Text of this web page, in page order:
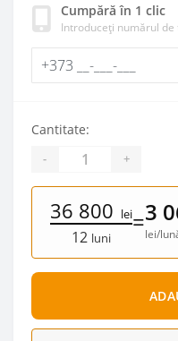
Cumpără în 1 clic
Introduceți numărul de
Cantitate:
- +
36 800 lei
12 luni
=3
lei/